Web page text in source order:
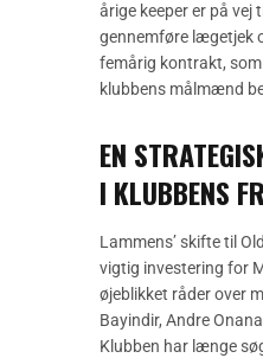
årige keeper er på vej
gennemføre lægetjek
femårig kontrakt,
klubbens målmænd
EN
I KLUBBENS
Lammens’ skifte til
vigtig investering for
øjeblikket råder over
Bayindir, Andre
Klubben har længe